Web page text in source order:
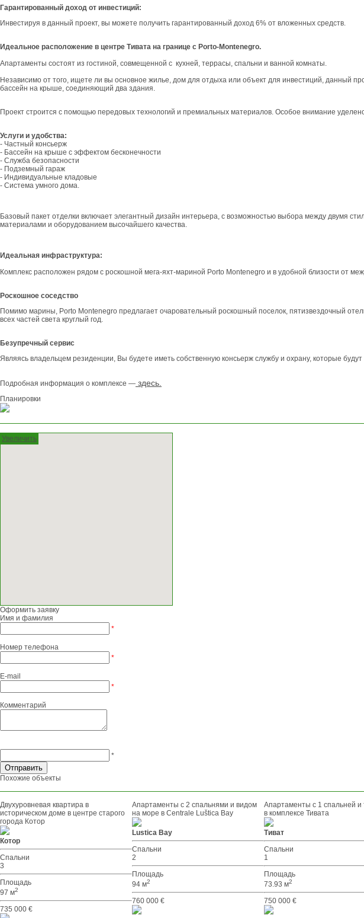
Гарантированный доход от инвестиций:
Инвестируя в данный проект, вы можете получить гарантированный доход 6% от вложенных средств.
Идеальное расположение в центре Тивата на границе с Porto-Montenegro.
Апартаменты состоят из гостиной, совмещенной с кухней, террасы, спальни и ванной комнаты.
Независимо от того, ищете ли вы основное жилье, дом для отдыха или объект для инвестиций, данный
бассейн на крыше, соединяющий два здания.
Проект строится с помощью передовых технологий и премиальных материалов. Особое внимание
Услуги и удобства:
- Частный консьерж
- Бассейн на крыше с эффектом бесконечности
- Служба безопасности
- Подземный гараж
- Индивидуальные кладовые
- Система умного дома.
Базовый пакет отделки включает элегантный дизайн интерьера, с возможностью выбора между двумя
материалами и оборудованием высочайшего качества.
Идеальная инфраструктура:
Комплекс расположен рядом с роскошной мега-яхт-мариной Porto Montenegro и в удобной близости от
Роскошное соседство
Помимо марины, Porto Montenegro предлагает очаровательный роскошный поселок, пятизвездочный
всех частей света круглый год.
Безупречный сервис
Являясь владельцем резиденции, Вы будете иметь собственную консьерж службу и охрану, которые будут
Подробная информация о комплексе — здесь.
Планировки
Увеличить
Оформить заявку
Имя и фамилия
*
Номер телефона
*
E-mail
*
Комментарий
*
Похожие объекты
Двухуровневая квартира в
историческом доме в центре старого
города Котор
Котор
Спальни
3
Площадь
97 м2
735 000 €
Апартаменты с 2 спальнями и видом
на море в Centrale Luštica Bay
Lustica Bay
Спальни
2
Площадь
94 м2
760 000 €
Апартаменты с 1 спальней и
в комплексе Тивата
Тиват
Спальни
1
Площадь
73.93 м2
750 000 €